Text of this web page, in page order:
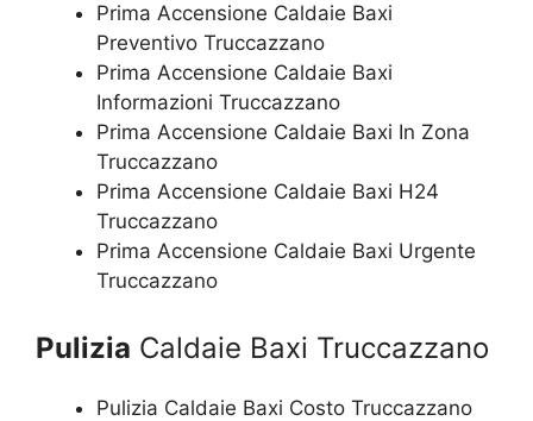
Prima Accensione Caldaie Baxi
Preventivo Truccazzano
Prima Accensione Caldaie Baxi
Informazioni Truccazzano
Prima Accensione Caldaie Baxi In Zona
Truccazzano
Prima Accensione Caldaie Baxi H24
Truccazzano
Prima Accensione Caldaie Baxi Urgente
Truccazzano
Pulizia Caldaie Baxi Truccazzano
Pulizia Caldaie Baxi Costo Truccazzano